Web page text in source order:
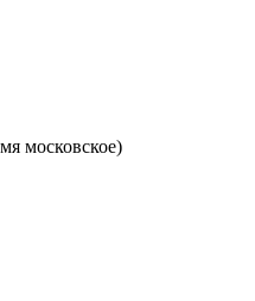
московское)